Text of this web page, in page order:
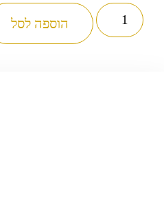
כמות
של
2739
הוספה לסל